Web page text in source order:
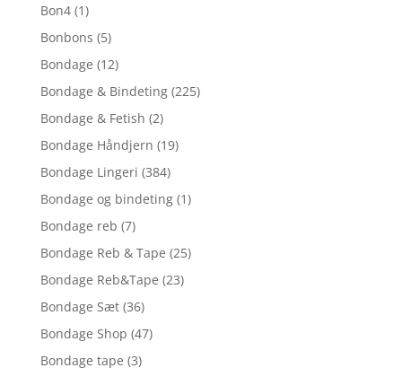
Bon4 (1)
Bonbons (5)
Bondage (12)
Bondage & Bindeting (225)
Bondage & Fetish (2)
Bondage Håndjern (19)
Bondage Lingeri (384)
Bondage og bindeting (1)
Bondage reb (7)
Bondage Reb & Tape (25)
Bondage Reb&Tape (23)
Bondage Sæt (36)
Bondage Shop (47)
Bondage tape (3)